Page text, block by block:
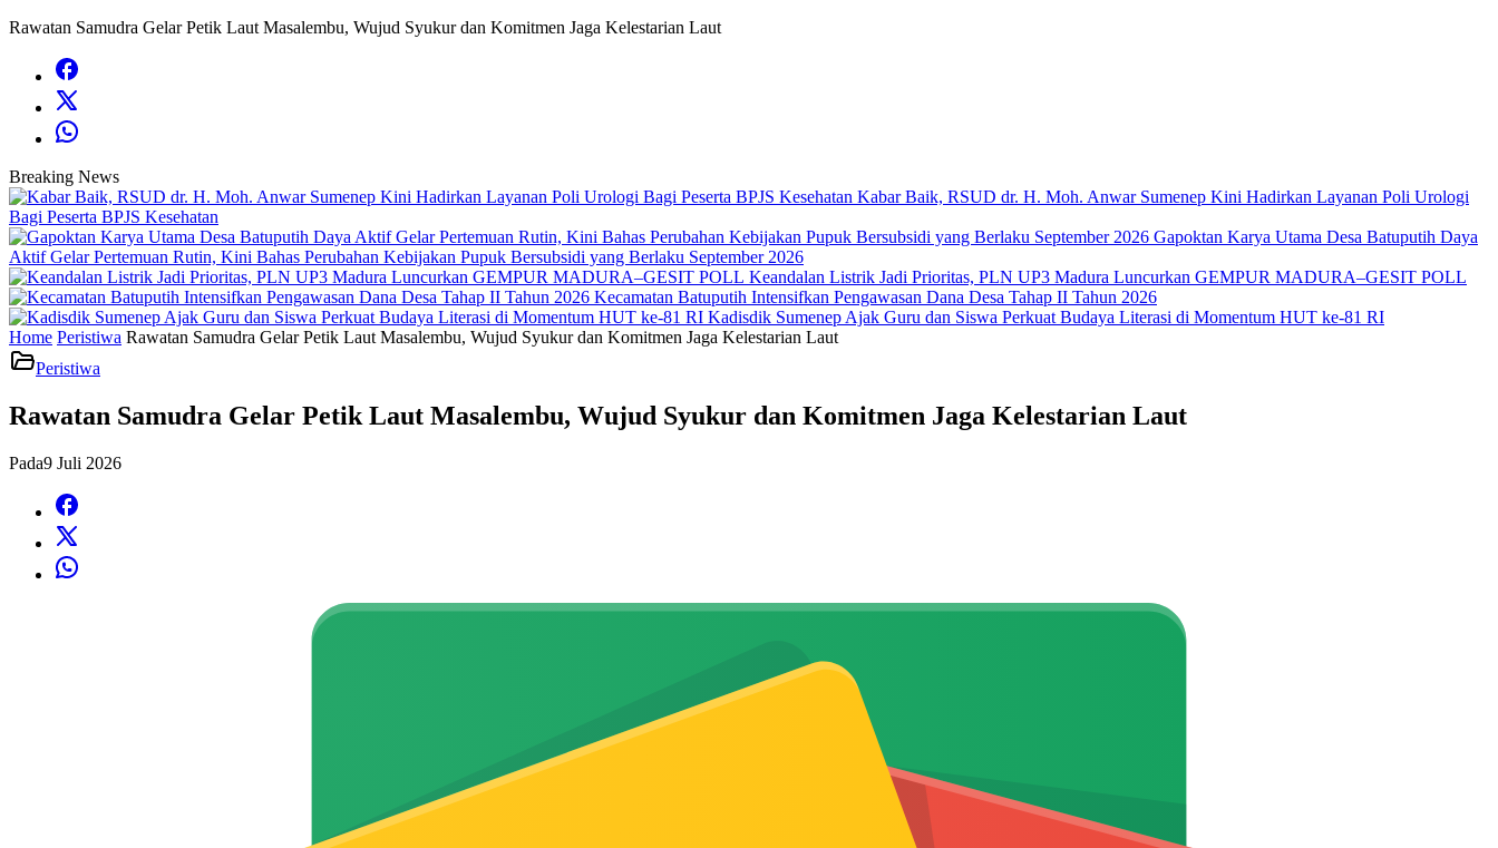
Rawatan Samudra Gelar Petik Laut Masalembu, Wujud Syukur dan Komitmen Jaga Kelestarian Laut
Breaking News
Kabar Baik, RSUD dr. H. Moh. Anwar Sumenep Kini Hadirkan Layanan Poli Urologi
Bagi Peserta BPJS Kesehatan
Gapoktan Karya Utama Desa Batuputih Daya
Aktif Gelar Pertemuan Rutin, Kini Bahas Perubahan Kebijakan Pupuk Bersubsidi yang Berlaku September 2026
Keandalan Listrik Jadi Prioritas, PLN UP3 Madura Luncurkan GEMPUR MADURA–GESIT POLL
Kecamatan Batuputih Intensifkan Pengawasan Dana Desa Tahap II Tahun 2026
Kadisdik Sumenep Ajak Guru dan Siswa Perkuat Budaya Literasi di Momentum HUT ke-81 RI
Home Peristiwa Rawatan Samudra Gelar Petik Laut Masalembu, Wujud Syukur dan Komitmen Jaga Kelestarian Laut
Peristiwa
Rawatan Samudra Gelar Petik Laut Masalembu, Wujud Syukur dan Komitmen Jaga Kelestarian Laut
Pada9 Juli 2026